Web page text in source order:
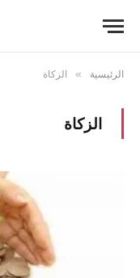
الرئيسية » الزكاة
الزكاة